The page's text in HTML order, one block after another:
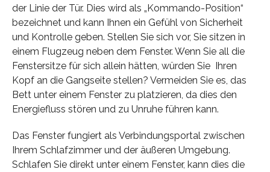
der Linie der Tür. Dies wird als „Kommando-Position“
bezeichnet und kann Ihnen ein Gefühl von Sicherheit
und Kontrolle geben. Stellen Sie sich vor, Sie sitzen in
einem Flugzeug neben dem Fenster. Wenn Sie all die
Fenstersitze für sich allein hätten, würden Sie Ihren
Kopf an die Gangseite stellen? Vermeiden Sie es, das
Bett unter einem Fenster zu platzieren, da dies den
Energiefluss stören und zu Unruhe führen kann.
Das Fenster fungiert als Verbindungsportal zwischen
Ihrem Schlafzimmer und der äußeren Umgebung.
Schlafen Sie direkt unter einem Fenster, kann dies die